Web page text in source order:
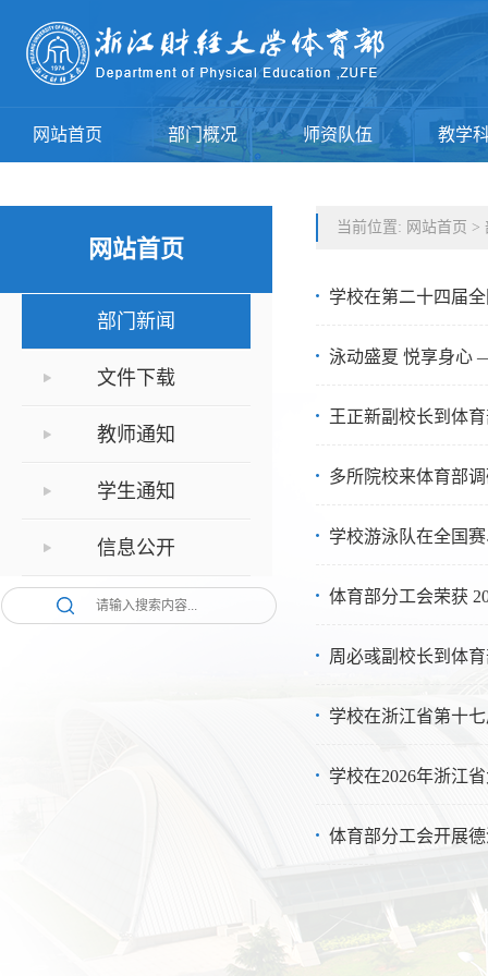
网站首页 部门概况 师资队伍 教学
网站首页
部门新闻
文件下载
教师通知
学生通知
信息公开
当前位置: 网站首页 >
学校在第二十四届
泳动盛夏 悦享身心
王正新副校长到体
多所院校来体育部
学校游泳队在全国
体育部分工会荣获
周必彧副校长到体
学校在浙江省第十
学校在2026年浙江
体育部分工会开展